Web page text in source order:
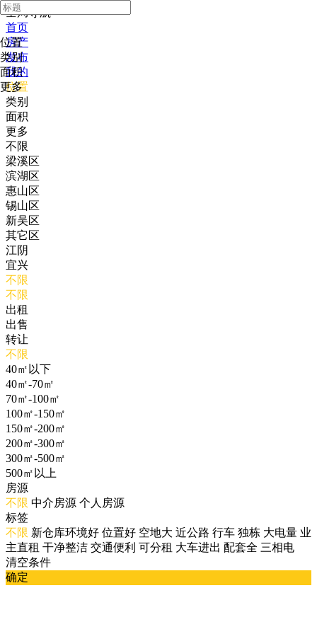
全局导航
首页
房产
发布
我的
位置
类别
面积
更多
位置
类别
面积
更多
不限
梁溪区
滨湖区
惠山区
锡山区
新吴区
其它区
江阴
宜兴
不限
不限
出租
出售
转让
不限
40㎡以下
40㎡-70㎡
70㎡-100㎡
100㎡-150㎡
150㎡-200㎡
200㎡-300㎡
300㎡-500㎡
500㎡以上
房源
不限 中介房源 个人房源
标签
不限 新仓库环境好 位置好 空地大 近公路 行车 独栋 大电量 业
主直租 干净整洁 交通便利 可分租 大车进出 配套全 三相电
清空条件
确定